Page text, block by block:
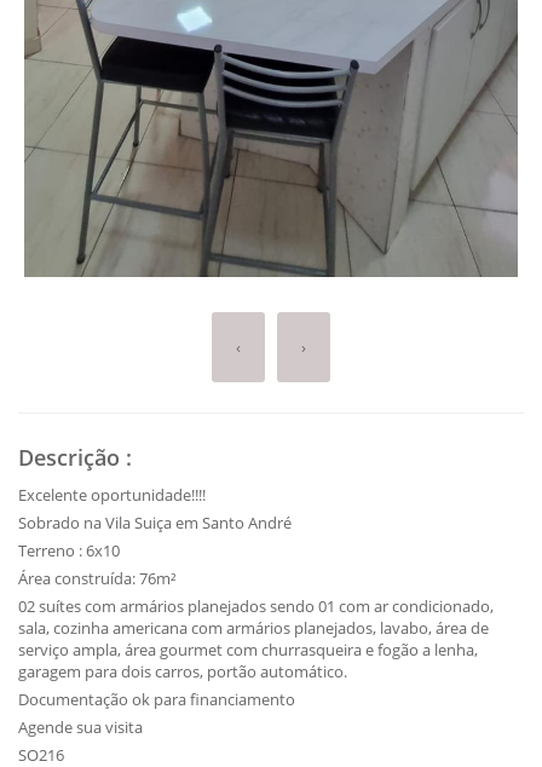
‹ ›
Descrição :
Excelente oportunidade!!!!
Sobrado na Vila Suiça em Santo André
Terreno : 6x10
Área construída: 76m²
02 suítes com armários planejados sendo 01 com ar condicionado,
sala, cozinha americana com armários planejados, lavabo, área de
serviço ampla, área gourmet com churrasqueira e fogão a lenha,
garagem para dois carros, portão automático.
Documentação ok para financiamento
Agende sua visita
SO216